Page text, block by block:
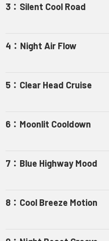
3 ： Silent Cool Road
4 ： Night Air Flow
5 ： Clear Head Cruise
6 ： Moonlit Cooldown
7 ： Blue Highway Mood
8 ： Cool Breeze Motion